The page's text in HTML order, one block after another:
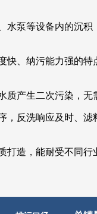
泵等设备内的沉
、纳污能力强的
产生二次污染，
反洗响应及时、
造，能耐受不同